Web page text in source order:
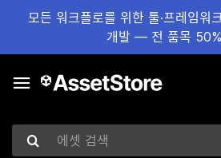
모든 워크플로를 위한 툴·프레임워
개발 — 전 품목
에셋 검색